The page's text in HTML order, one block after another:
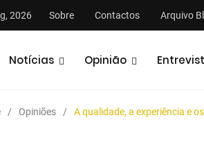
2026 Sobre Contactos Arquivo
Notícias Opinião
Opiniões A qualidade, a experiência e